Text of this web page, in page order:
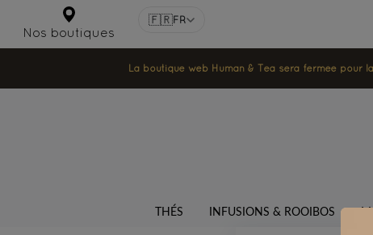
Nos boutiques
🇫🇷FR
La boutique web Human & Tea sera fermée pour
THÉS INFUSIONS & ROOIBOS